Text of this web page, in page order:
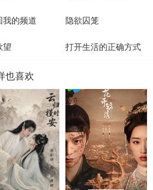
我的频道 隐欲囚笼
望 打开生活的正确方式
也喜欢